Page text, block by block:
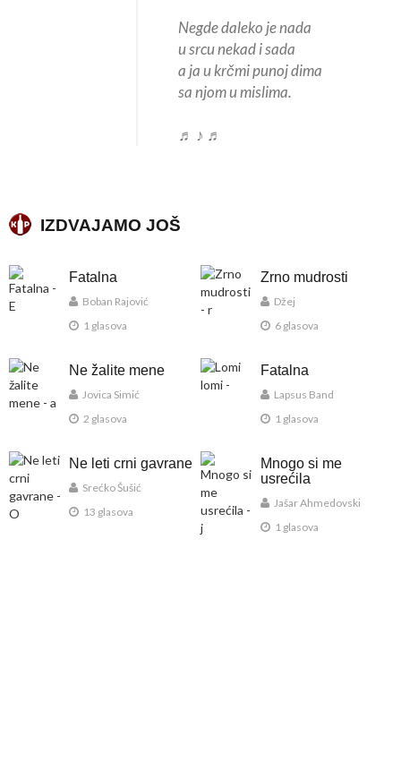
Negde daleko je nada
u srcu nekad i sada
a ja u krčmi punoj dima
sa njom u mislima.
♬ ♪ ♬
IZDVAJAMO JOŠ
Fatalna
Boban Rajović
1 glasova
Zrno mudrosti
Džej
6 glasova
Ne žalite mene
Jovica Simić
2 glasova
Fatalna
Lapsus Band
1 glasova
Ne leti crni gavrane
Srećko Šušić
13 glasova
Mnogo si me
usrećila
Jašar Ahmedovski
1 glasova